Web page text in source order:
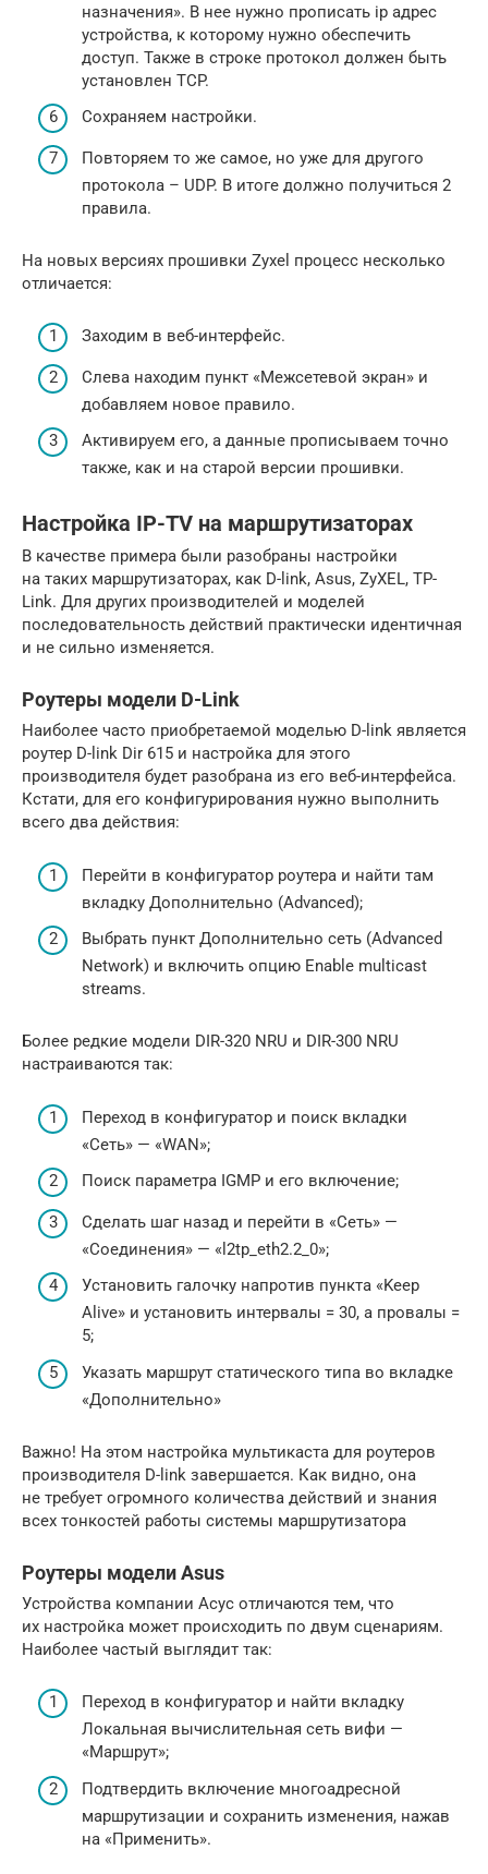
назначения». В нее нужно прописать ip адрес
устройства, к которому нужно обеспечить
доступ. Также в строке протокол должен быть
установлен TCP.
Сохраняем настройки.
Повторяем то же самое, но уже для другого
протокола – UDP. В итоге должно получиться 2
правила.
На новых версиях прошивки Zyxel процесс несколько
отличается:
Заходим в веб-интерфейс.
Слева находим пункт «Межсетевой экран» и
добавляем новое правило.
Активируем его, а данные прописываем точно
также, как и на старой версии прошивки.
Настройка IP-TV на маршрутизаторах
В качестве примера были разобраны настройки
на таких маршрутизаторах, как D-link, Asus, ZyXEL, TP-
Link. Для других производителей и моделей
последовательность действий практически идентичная
и не сильно изменяется.
Роутеры модели D-Link
Наиболее часто приобретаемой моделью D-link является
роутер D-link Dir 615 и настройка для этого
производителя будет разобрана из его веб-интерфейса.
Кстати, для его конфигурирования нужно выполнить
всего два действия:
Перейти в конфигуратор роутера и найти там
вкладку Дополнительно (Advanced);
Выбрать пункт Дополнительно сеть (Advanced
Network) и включить опцию Enable multicast
streams.
Более редкие модели DIR-320 NRU и DIR-300 NRU
настраиваются так:
Переход в конфигуратор и поиск вкладки
«Сеть» — «WAN»;
Поиск параметра IGMP и его включение;
Сделать шаг назад и перейти в «Сеть» —
«Соединения» — «l2tp_eth2.2_0»;
Установить галочку напротив пункта «Keep
Alive» и установить интервалы = 30, а провалы =
5;
Указать маршрут статического типа во вкладке
«Дополнительно»
Важно! На этом настройка мультикаста для роутеров
производителя D-link завершается. Как видно, она
не требует огромного количества действий и знания
всех тонкостей работы системы маршрутизатора
Роутеры модели Asus
Устройства компании Асус отличаются тем, что
их настройка может происходить по двум сценариям.
Наиболее частый выглядит так:
Переход в конфигуратор и найти вкладку
Локальная вычислительная сеть вифи —
«Маршрут»;
Подтвердить включение многоадресной
маршрутизации и сохранить изменения, нажав
на «Применить».